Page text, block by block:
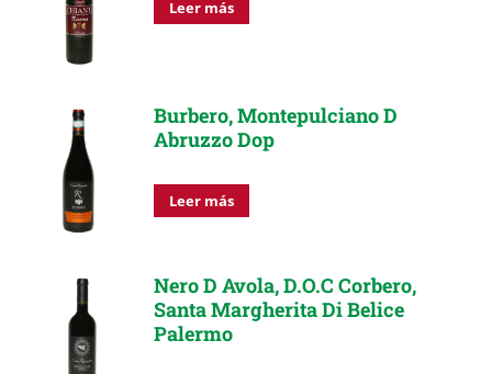
Leer más
Burbero, Montepulciano D
Abruzzo Dop
Leer más
Nero D Avola, D.O.C Corbero,
Santa Margherita Di Belice
Palermo